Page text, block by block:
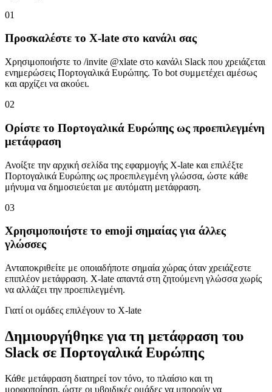
01
Προσκαλέστε το X-late στο κανάλι σας
Χρησιμοποιήστε το /invite @xlate στο κανάλι Slack που χρειάζεται
ενημερώσεις Πορτογαλικά Ευρώπης. Το bot συμμετέχει αμέσως
και αρχίζει να ακούει.
02
Ορίστε το Πορτογαλικά Ευρώπης ως προεπιλεγμένη
μετάφραση
Ανοίξτε την αρχική σελίδα της εφαρμογής X-late και επιλέξτε
Πορτογαλικά Ευρώπης ως προεπιλεγμένη γλώσσα, ώστε κάθε
μήνυμα να δημοσιεύεται με αυτόματη μετάφραση.
03
Χρησιμοποιήστε το emoji σημαίας για άλλες
γλώσσες
Ανταποκριθείτε με οποιαδήποτε σημαία χώρας όταν χρειάζεστε
επιπλέον μετάφραση. X-late απαντά στη ζητούμενη γλώσσα χωρίς
να αλλάζει την προεπιλεγμένη.
Γιατί οι ομάδες επιλέγουν το X-late
Δημιουργήθηκε για τη μετάφραση του
Slack σε Πορτογαλικά Ευρώπης
Κάθε μετάφραση διατηρεί τον τόνο, το πλαίσιο και τη
μορφοποίηση, ώστε οι υβριδικές ομάδες να μπορούν να